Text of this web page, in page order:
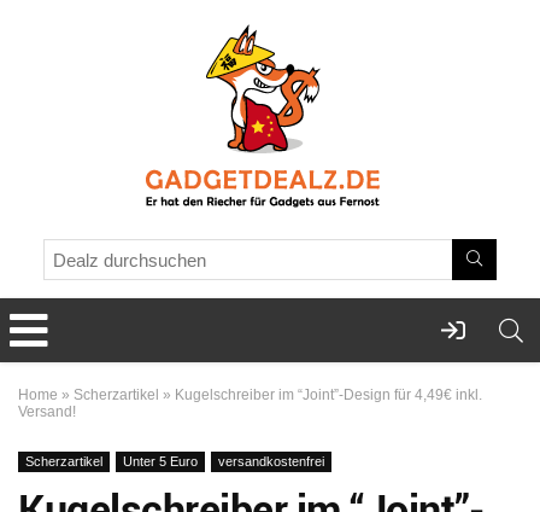
Home » Scherzartikel » Kugelschreiber im “Joint”-Design für 4,49€ inkl.
Versand!
Scherzartikel Unter 5 Euro versandkostenfrei